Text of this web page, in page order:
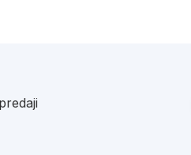
aj citlivé ňufáčiky, aby